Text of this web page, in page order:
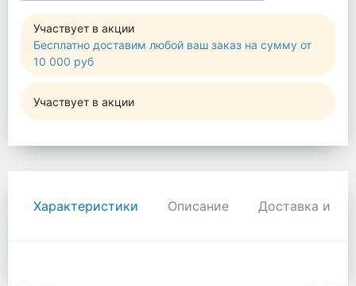
Участвует в акции
Бесплатно доставим любой ваш заказ на сумму от
10 000 руб
Участвует в акции
Характеристики Описание Доставка и